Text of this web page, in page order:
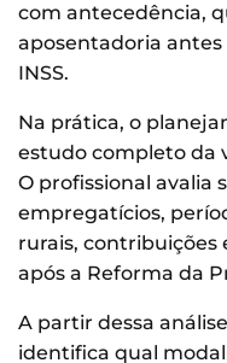
com antecedência,
aposentadoria
INSS.
Na prática, o
estudo completo da
O profissional avalia
empregatícios,
rurais, contribuições
após a Reforma da
A partir dessa
identifica qual